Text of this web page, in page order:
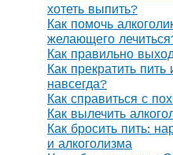
хотеть выпить?
Как помочь
желающего
Как правильно
Как прекратить пить
навсегда?
Как справиться с
Как вылечить
Как бросить пить:
и алкоголизма